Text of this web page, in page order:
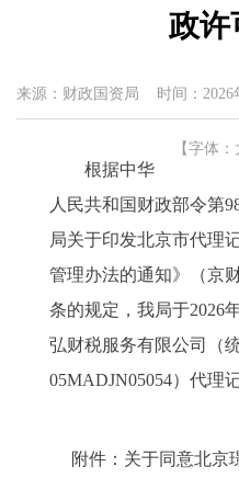
政许
来源：财政国资局 时间：2026
【字体：
根据中华
人民共和国财政部令第
局关于印发北京市代理
管理办法的通知》（京
条的规定，我局于2026
弘财税服务有限公司（
05MADJN05054）代理
附件：关于同意北京